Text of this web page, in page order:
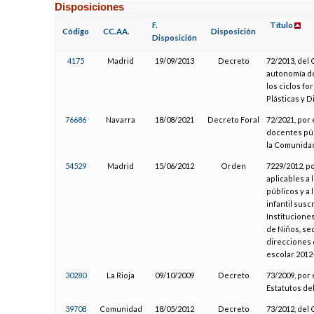
Disposiciones
Código CC.AA.
F.
Disposición
Disposición
Título
4175 Madrid 19/09/2013 Decreto
72/2013, del
autonomía
los ciclos
Plásticas y
76686 Navarra 18/08/2021 Decreto Foral
72/2021,
docentes
la
54529 Madrid 15/06/2012 Orden
7229/2012,
aplicables a
públicos y a
infantil
de Niños,
direcciones
escolar
30280 La Rioja 09/10/2009 Decreto
73/2009, por
Estatutos
39708 Comunidad 18/05/2012 Decreto 73/2012, del